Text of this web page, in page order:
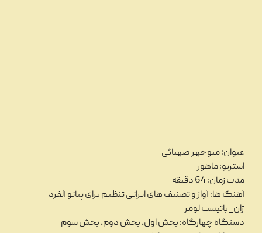
عنوان: منوچهر صهبائی
استریو: ماهور
مدت زمان: 64 دقیقه
آهنگ ها: آواز و تصنیف های ایرانی تنظیم برای پیانو آلفرد
ژان_باتیست لومر
دستگاه چهارگاه: بخش اول، بخش دوم، بخش سوم